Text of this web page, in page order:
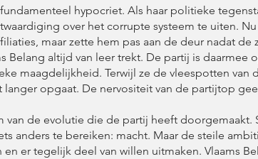
hypocriet. Als haar politieke
over het corrupte systeem te uiten.
maar zette hem pas aan de deur nadat
Belang altijd van leer trekt. De partij is daarmee
maagdelijkheid. Terwijl ze de vleespotten van
opgaat. De nervositeit van de partijtop
de evolutie die de partij heeft doorgemaakt.
anders te bereiken: macht. Maar de steile
er tegelijk deel van willen uitmaken. Vlaams